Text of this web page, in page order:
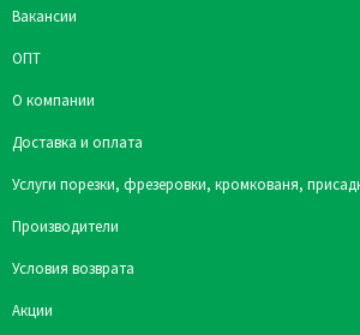
Вакансии
ОПТ
О компании
Доставка и оплата
Услуги порезки, фрезеровки, кромкованя,
Производители
Условия возврата
Акции